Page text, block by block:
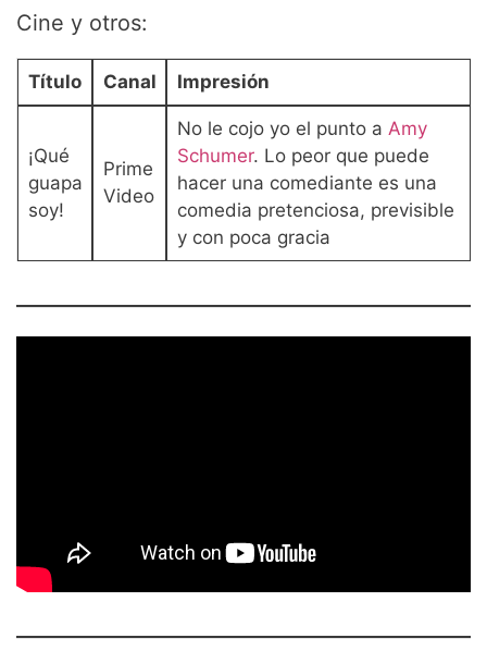
Cine y otros:
Título Canal Impresión
¡Qué
guapa
soy!
Prime
Video
No le cojo yo el punto a Amy
Schumer. Lo peor que puede
hacer una comediante es una
comedia pretenciosa, previsible
y con poca gracia